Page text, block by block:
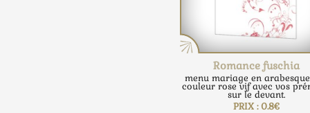
Romance fuschia
menu mariage en
couleur rose vif avec vos
sur le devant.
PRIX : 0.8€